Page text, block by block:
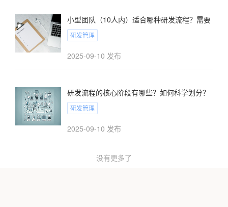
小型团队（10人内）适合哪种研发流程？需要严格
研发管理
2025-09-10 发布
研发流程的核心阶段有哪些？如何科学划分？
研发管理
2025-09-10 发布
没有更多了